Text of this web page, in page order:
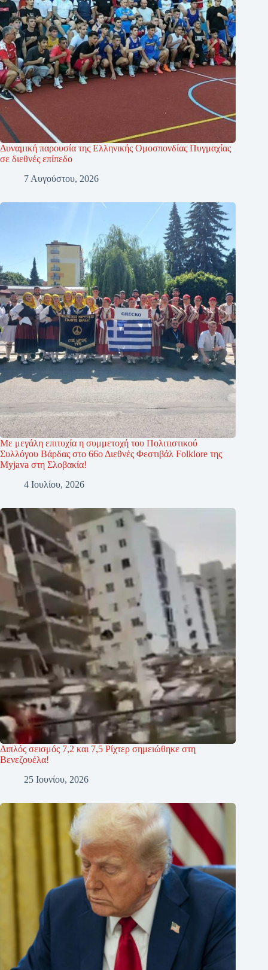
Δυναμική παρουσία της Ελληνικής Ομοσπονδίας Πυγμαχίας
σε διεθνές επίπεδο
7 Αυγούστου, 2026
Με μεγάλη επιτυχία η συμμετοχή του Πολιτιστικού
Συλλόγου Βάρδας στο 66ο Διεθνές Φεστιβάλ Folklore της
Myjava στη Σλοβακία!
4 Ιουλίου, 2026
Διπλός σεισμός 7,2 και 7,5 Ρίχτερ σημειώθηκε στη
Βενεζουέλα!
25 Ιουνίου, 2026